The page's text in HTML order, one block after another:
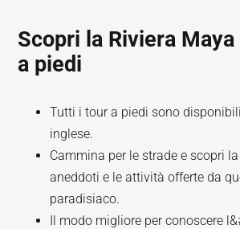
Scopri la Riviera
a piedi
Tutti i tour a piedi sono
inglese.
Cammina per le strade e scopri
aneddoti e le attività offerte da
paradisiaco.
Il modo migliore per conoscere